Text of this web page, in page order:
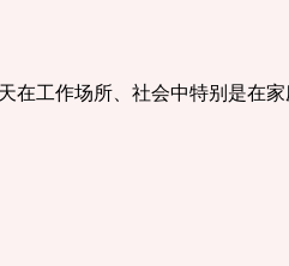
在工作场所、社会中特别是在